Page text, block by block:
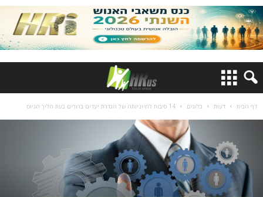
דף הבית דעות בלוגים 14 סיבות לחיוניותה של הגדרת יעדים ברורים בעת הליך הגיוס